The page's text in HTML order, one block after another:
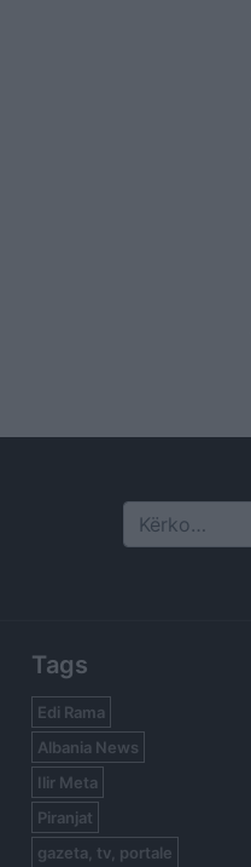
Search
Tags
Edi Rama
Albania News
Ilir Meta
Piranjat
gazeta, tv, portale